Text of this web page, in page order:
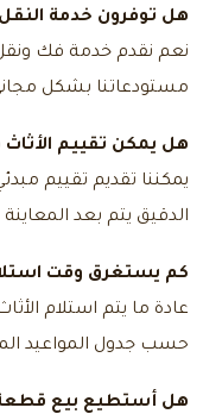
هل توفرون خدمة النقل
نعم نقدم خدمة فك
مستودعاتنا بشكل
هل يمكن تقييم
يمكننا تقديم تقييم
الدقيق يتم بعد المعاينة
كم يستغرق وقت
حسب جدول المواعيد
هل أستطيع بيع